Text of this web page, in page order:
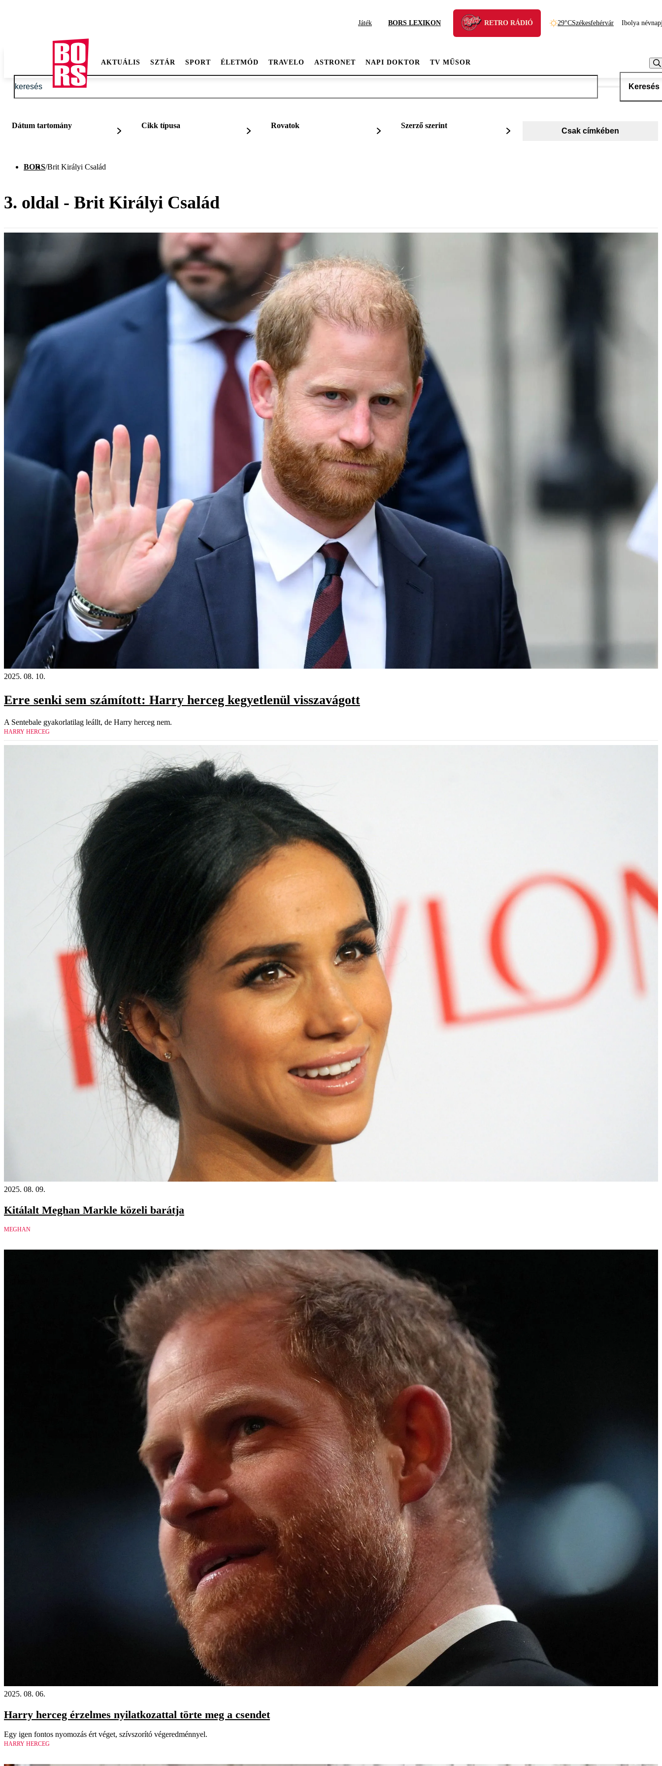
Játék BORS LEXIKON RETRO RÁDIÓ 29°CSzékesfehérvár Ibolya
AKTUÁLIS SZTÁR SPORT ÉLETMÓD TRAVELO ASTRONET NAPI DOKTOR TV MŰSOR
Keresés
Dátum tartomány Cikk típusa Rovatok Szerző szerint
Csak címkében
BORS/Brit Királyi Család
3. oldal - Brit Királyi Család
2025. 08. 10.
Erre senki sem számított: Harry herceg kegyetlenül visszavágott
A Sentebale gyakorlatilag leállt, de Harry herceg nem.
HARRY HERCEG
2025. 08. 09.
Kitálalt Meghan Markle közeli barátja
MEGHAN
2025. 08. 06.
Harry herceg érzelmes nyilatkozattal törte meg a csendet
Egy igen fontos nyomozás ért véget, szívszorító végeredménnyel.
HARRY HERCEG